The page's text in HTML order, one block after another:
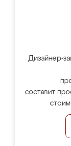
Дизайнер-
составит